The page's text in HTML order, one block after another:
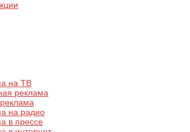
на ТВ
реклама
на радио
в прессе